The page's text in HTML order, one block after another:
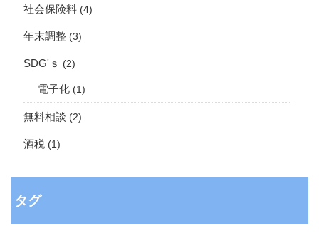
社会保険料 (4)
年末調整 (3)
SDG'ｓ (2)
電子化 (1)
無料相談 (2)
酒税 (1)
タグ